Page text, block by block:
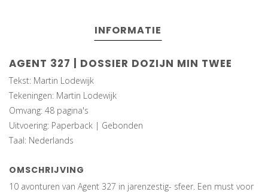
INFORMATIE
AGENT 327 | DOSSIER DOZIJN MIN TWEE
Tekst: Martin Lodewijk
Tekeningen: Martin Lodewijk
Omvang: 48 pagina's
Uitvoering: Paperback | Gebonden
Taal: Nederlands
OMSCHRIJVING
10 avonturen van Agent 327 in jarenzestig- sfeer. Een must voor